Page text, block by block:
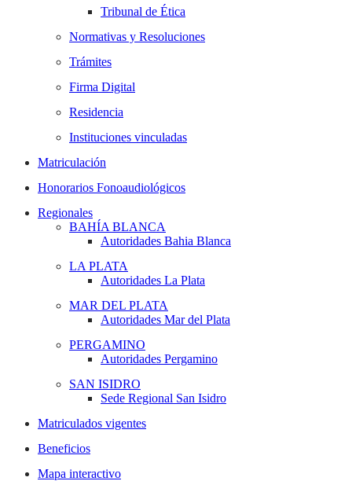
Tribunal de Ética
Normativas y Resoluciones
Trámites
Firma Digital
Residencia
Instituciones vinculadas
Matriculación
Honorarios Fonoaudiológicos
Regionales
BAHÍA BLANCA
Autoridades Bahia Blanca
LA PLATA
Autoridades La Plata
MAR DEL PLATA
Autoridades Mar del Plata
PERGAMINO
Autoridades Pergamino
SAN ISIDRO
Sede Regional San Isidro
Matriculados vigentes
Beneficios
Mapa interactivo